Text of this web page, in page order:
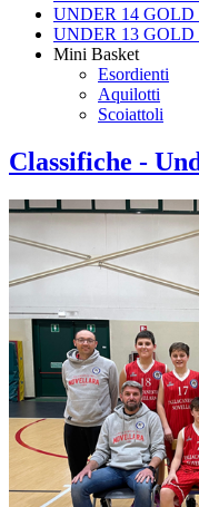
UNDER 14 GOLD
UNDER 13 GOLD
Mini Basket
Esordienti
Aquilotti
Scoiattoli
Classifiche -